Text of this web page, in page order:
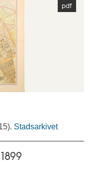
Stadsarkivet